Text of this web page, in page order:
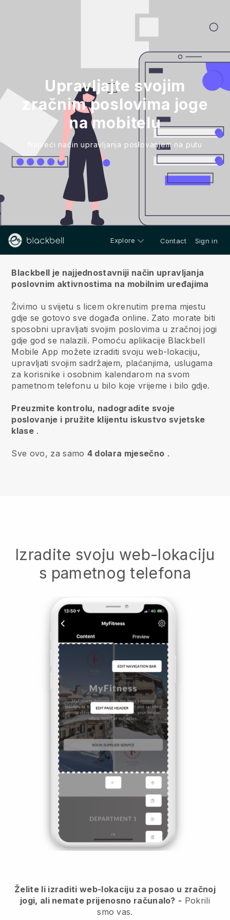
Upravljajte svojim
zračnim poslovima joge
na mobitelu
Najveći način upravljanja poslovanjem na putu
Explore Contact Sign in
Blackbell je najjednostavniji način upravljanja
poslovnim aktivnostima na mobilnim uređajima
Živimo u svijetu s licem okrenutim prema mjestu
gdje se gotovo sve događa online. Zato morate biti
sposobni upravljati svojim poslovima u zračnoj jogi
gdje god se nalazili. Pomoću aplikacije Blackbell
Mobile App možete izraditi svoju web-lokaciju,
upravljati svojim sadržajem, plaćanjima, uslugama
za korisnike i osobnim kalendarom na svom
pametnom telefonu u bilo koje vrijeme i bilo gdje.
Preuzmite kontrolu, nadogradite svoje
poslovanje i pružite klijentu iskustvo svjetske
klase .
Sve ovo, za samo 4 dolara mjesečno .
Izradite svoju web-lokaciju
s pametnog telefona
Želite li izraditi web-lokaciju za posao u zračnoj
jogi, ali nemate prijenosno računalo? - Pokrili
smo vas.